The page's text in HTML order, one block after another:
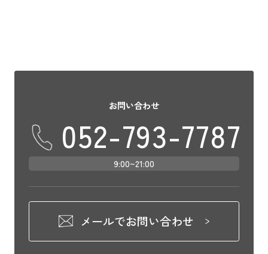
お問い合わせ
052-793-7787
9:00~21:00
メールでお問い合わせ